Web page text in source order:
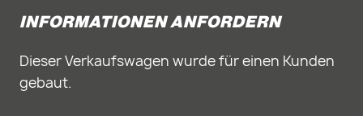
INFORMATIONEN ANFORDERN
Dieser Verkaufswagen wurde für einen Kunden
gebaut.